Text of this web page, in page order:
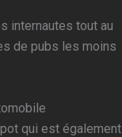
internautes tout au
de pubs les moins
qui est également